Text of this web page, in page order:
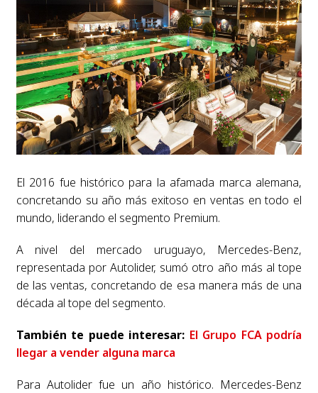
El 2016 fue histórico para la afamada marca alemana,
concretando su año más exitoso en ventas en todo el
mundo, liderando el segmento Premium.
A nivel del mercado uruguayo, Mercedes-Benz,
representada por Autolider, sumó otro año más al tope
de las ventas, concretando de esa manera más de una
década al tope del segmento.
También te puede interesar: El Grupo FCA podría
llegar a vender alguna marca
Para Autolider fue un año histórico. Mercedes-Benz